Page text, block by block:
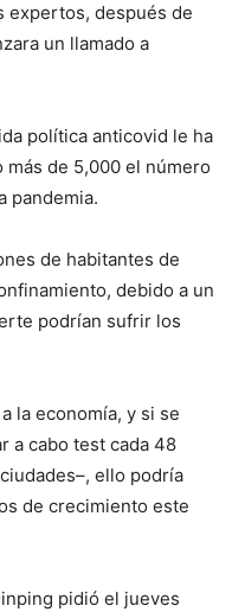
expertos, después de
un llamado a
política anticovid le ha
de 5,000 el número
pandemia.
de habitantes de
debido a un
podrían sufrir los
la economía, y si se
a cabo test cada 48
ello podría
de crecimiento este
pidió el jueves